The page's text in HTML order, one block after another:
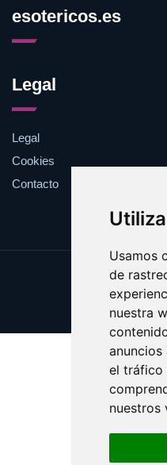
Usamos
de
nuestra
anuncios
el tráfico
nuestros
esotericos.es
Legal
Legal
Cookies
Contacto
Update
Copyright ©